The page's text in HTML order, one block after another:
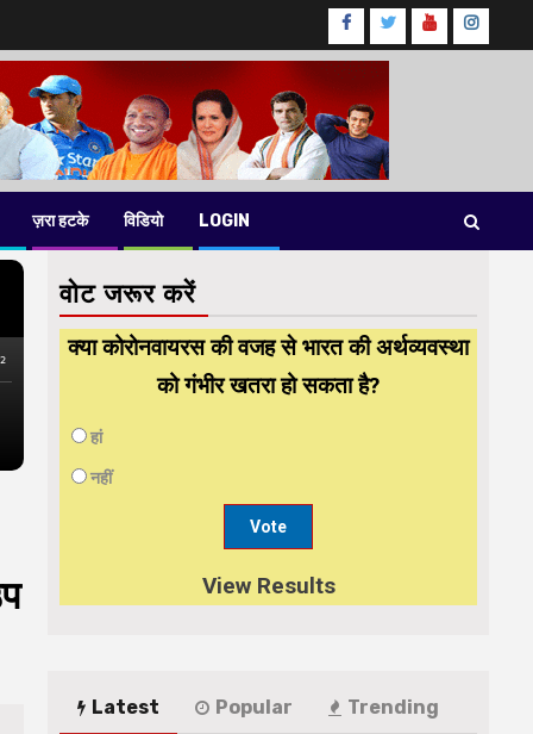
Facebook
TwitterYoutube
ज़रा हटके विडियो LOGIN
वोट जरूर करें
क्या कोरोनवायरस की वजह से भारत की अर्थव्यवस्था
को गंभीर खतरा हो सकता है?
हां
नहीं
View Results
Latest Popular Trending